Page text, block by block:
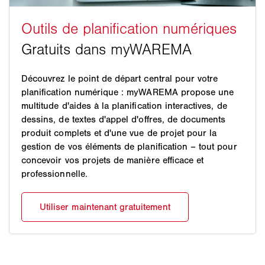
permettent de mieux visualiser cette diversité pour
ainsi simplifier le choix de la toile et obtenir ainsi la
protection solaire idéale.
Échantillons de lamelle : meilleure visibilité avec la
Qu'il s'agisse des brise-soleil orientables, des
grandes lamelles ou des stores vénitiens pour
l'intérieur WAREMA, tous constituent de formidables
protections solaires qui apportent des accents
conceptuels et confèrent par exemple aux façades un
style parfait. Les lamelles jouent un rôle décisif tant
sur le plan esthétique que fonctionnel. Pour pouvoir
le démontrer à vos donneurs d'ordre, vous pouvez
également commander des modèles de nos profilés
de lamelle. Les maîtres d'ouvrage et les
modernisateurs peuvent ainsi se faire leur propre
Découvrez le point de départ central pour votre
planification numérique : myWAREMA propose une
multitude d'aides à la planification interactives, de
dessins, de textes d'appel d'offres, de documents
produit complets et d'une vue de projet pour la
gestion de vos éléments de planification – tout pour
concevoir vos projets de manière efficace et
professionnelle.